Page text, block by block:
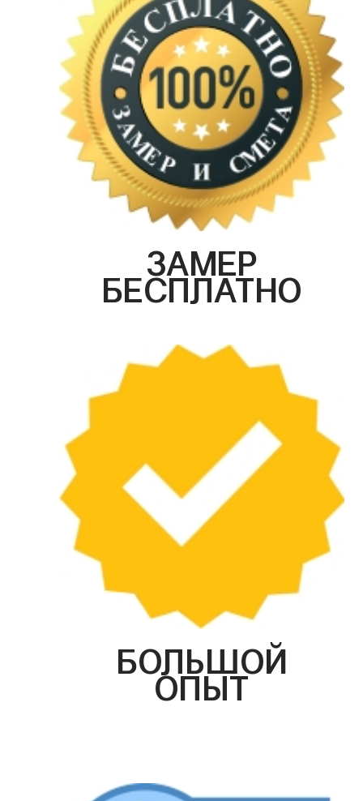
ЗАМЕР
БЕСПЛАТНО
БОЛЬШОЙ
ОПЫТ